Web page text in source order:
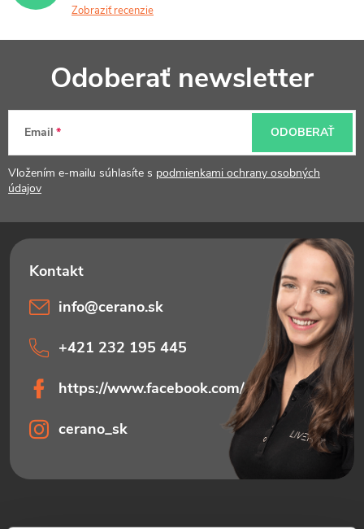
Zobraziť recenzie
p
ä
i
e
Odoberať newsletter
Email
Vložením e-mailu súhlasíte s podmienkami ochrany osobných
údajov
ODOBERAŤ
info@cerano.sk
+421 232 195 445
https://www.facebook.com/ceranosk
cerano_sk